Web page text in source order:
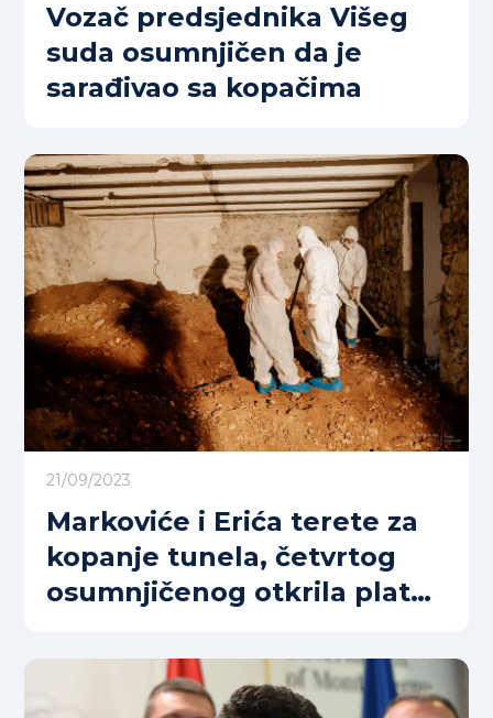
Vozač predsjednika Višeg
suda osumnjičen da je
sarađivao sa kopačima
21/09/2023
Markoviće i Erića terete za
kopanje tunela, četvrtog
osumnjičenog otkrila platna